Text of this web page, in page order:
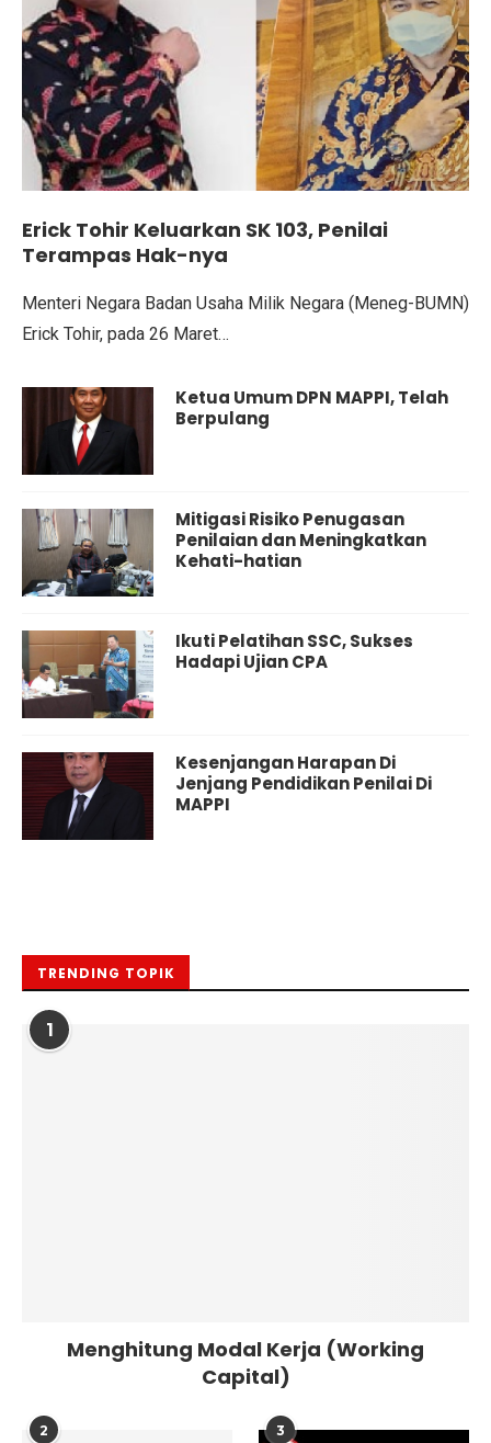
Erick Tohir Keluarkan SK 103, Penilai
Terampas Hak-nya
Menteri Negara Badan Usaha Milik Negara (Meneg-BUMN)
Erick Tohir, pada 26 Maret…
Ketua Umum DPN MAPPI, Telah
Berpulang
Mitigasi Risiko Penugasan
Penilaian dan Meningkatkan
Kehati-hatian
Ikuti Pelatihan SSC, Sukses
Hadapi Ujian CPA
Kesenjangan Harapan Di
Jenjang Pendidikan Penilai Di
MAPPI
TRENDING TOPIK
1
Menghitung Modal Kerja (Working
Capital)
2 3